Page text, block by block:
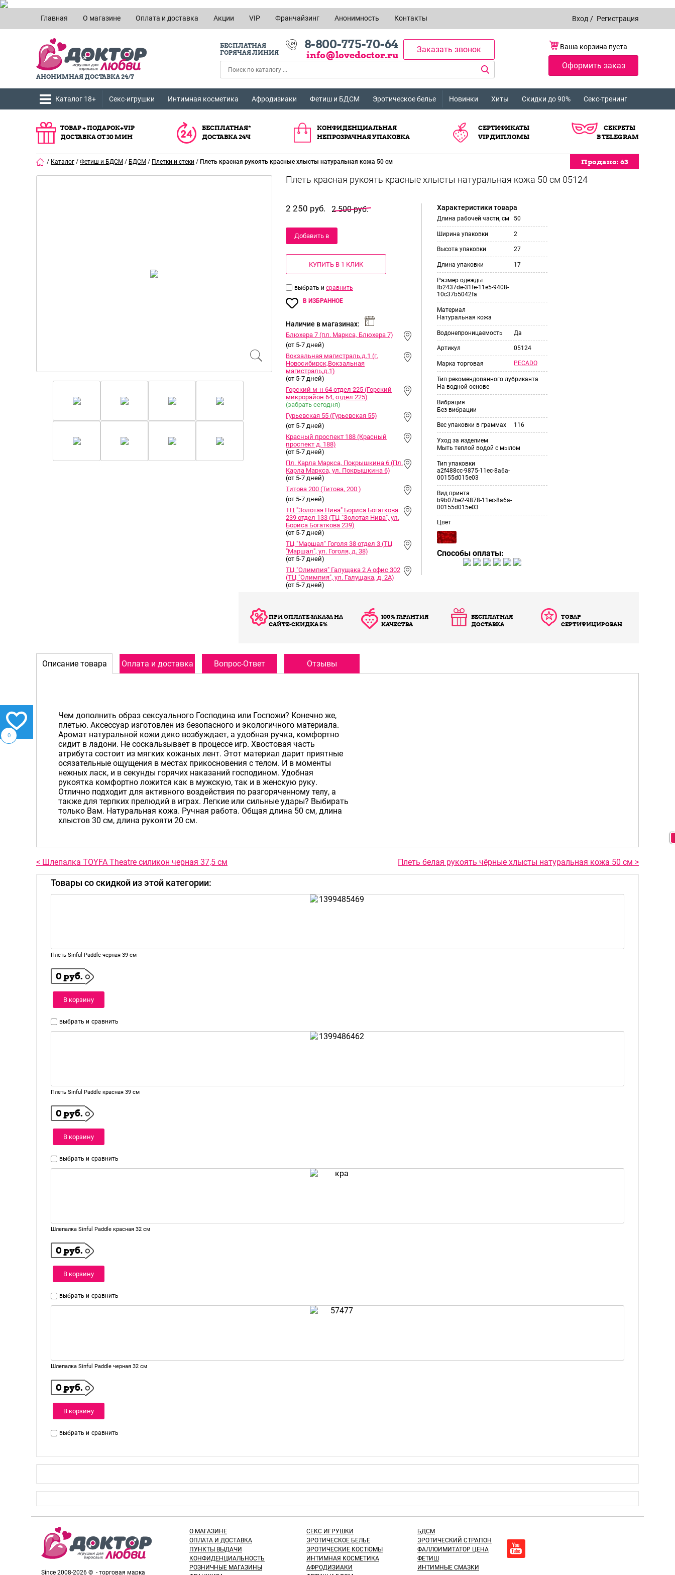
Главная О магазине Оплата и доставка Акции VIP Франчайзинг Анонимность Контакты Вход / Регистрация
АНОНИМНАЯ ДОСТАВКА 24/7
БЕСПЛАТНАЯ
ГОРЯЧАЯ ЛИНИЯ
8-800-775-70-64
info@lovedoctor.ru
Заказать звонок Ваша корзина пуста
Оформить заказ
Каталог 18+ Секс-игрушки Интимная косметика Афродизиаки Фетиш и БДСМ Эротическое белье Новинки Хиты Скидки до 90% Секс-тренинг
ТОВАР + ПОДАРОК+VIP
ДОСТАВКА ОТ 30 МИН
БЕСПЛАТНАЯ*
ДОСТАВКА 24Ч
КОНФИДЕНЦИАЛЬНАЯ
НЕПРОЗРАЧНАЯ УПАКОВКА
СЕРТИФИКАТЫ
VIP ДИПЛОМЫ
СЕКРЕТЫ
В TELEGRAM
/ Каталог / Фетиш и БДСМ / БДСМ / Плетки и стеки / Плеть красная рукоять красные хлысты натуральная кожа 50 см Продано: 63
Продано: 63
Продано: 63
Продано: 63
Продано: 63
Продано: 63
Продано: 63
Продано: 63
2 250 руб. 2 500 руб.
Добавить в
корзину
КУПИТЬ В 1 КЛИК
выбрать и сравнить
В ИЗБРАННОЕ
Наличие в магазинах:
Блюхера 7 (пл. Маркса, Блюхера 7)
(от 5-7 дней)
Вокзальная магистраль,д.1 (г.
Новосибирск,Вокзальная
магистраль,д.1)
(от 5-7 дней)
Горский м-н 64 отдел 225 (Горский
микрорайон 64, отдел 225)
(забрать сегодня)
Гурьевская 55 (Гурьевская 55)
(от 5-7 дней)
Красный проспект 188 (Красный
проспект д. 188)
(от 5-7 дней)
Пл. Карла Маркса, Покрышкина 6 (Пл.
Карла Маркса, ул. Покрышкина 6)
(от 5-7 дней)
Титова 200 (Титова, 200 )
(от 5-7 дней)
ТЦ "Золотая Нива" Бориса Богаткова
239 отдел 133 (ТЦ "Золотая Нива", ул.
Бориса Богаткова 239)
(от 5-7 дней)
ТЦ "Маршал" Гоголя 38 отдел 3 (ТЦ
"Маршал", ул. Гоголя, д. 38)
(от 5-7 дней)
ТЦ "Олимпия" Галущака 2 А офис 302
(ТЦ "Олимпия", ул. Галущака, д. 2А)
(от 5-7 дней)
Характеристики товара
Длина рабочей части, см 50
Ширина упаковки 2
Высота упаковки 27
Длина упаковки 17
Размер одежды
fb2437de-31fe-11e5-9408-
10c37b5042fa
Материал
Натуральная кожа
Водонепроницаемость Да
Артикул 05124
Марка торговая PECADO
Тип рекомендованного лубриканта
На водной основе
Вибрация
Без вибрации
Вес упаковки в граммах 116
Уход за изделием
Мыть теплой водой с мылом
Тип упаковки
a2f488cc-9875-11ec-8a6a-
00155d015e03
Вид принта
b9b07be2-9878-11ec-8a6a-
00155d015e03
Цвет
Способы оплаты:
ПРИ ОПЛАТЕ ЗАКАЗА НА
САЙТЕ-СКИДКА 5%
100% ГАРАНТИЯ
КАЧЕСТВА
БЕСПЛАТНАЯ
ДОСТАВКА
ТОВАР
СЕРТИФИЦИРОВАН
Описание товара Оплата и доставка Вопрос-Ответ Отзывы
Чем дополнить образ сексуального Господина или Госпожи? Конечно же,
плетью. Аксессуар изготовлен из безопасного и экологичного материала.
Аромат натуральной кожи дико возбуждает, а удобная ручка, комфортно
сидит в ладони. Не соскальзывает в процессе игр. Хвостовая часть
атрибута состоит из мягких кожаных лент. Этот материал дарит приятные
осязательные ощущения в местах прикосновения с телом. И в моменты
нежных ласк, и в секунды горячих наказаний господином. Удобная
рукоятка комфортно ложится как в мужскую, так и в женскую руку.
Отлично подходит для активного воздействия по разгоряченному телу, а
также для терпких прелюдий в играх. Легкие или сильные удары? Выбирать
только Вам. Натуральная кожа. Ручная работа. Общая длина 50 см, длина
хлыстов 30 см, длина рукояти 20 см.
Плеть белая рукоять чёрные хлысты натуральная кожа 50 см >
< Шлепалка TOYFA Theatre силикон черная 37,5 см
Товары со скидкой из этой категории:
Плеть Sinful Paddle черная 39 см
0 руб.
В корзину
выбрать и сравнить
Плеть Sinful Paddle красная 39 см
0 руб.
В корзину
выбрать и сравнить
Шлепалка Sinful Paddle красная 32 см
0 руб.
В корзину
выбрать и сравнить
Шлепалка Sinful Paddle черная 32 см
0 руб.
В корзину
выбрать и сравнить
Since 2008-2026 © - торговая марка
О МАГАЗИНЕ
ОПЛАТА И ДОСТАВКА
ПУНКТЫ ВЫДАЧИ
КОНФИДЕНЦИАЛЬНОСТЬ
РОЗНИЧНЫЕ МАГАЗИНЫ
СЕКС ИГРУШКИ
ЭРОТИЧЕСКОЕ БЕЛЬЕ
ЭРОТИЧЕСКИЕ КОСТЮМЫ
ИНТИМНАЯ КОСМЕТИКА
АФРОДИЗИАКИ
БДСМ
ЭРОТИЧЕСКИЙ СТРАПОН
ФАЛЛОИМИТАТОР ЦЕНА
ФЕТИШ
ИНТИМНЫЕ СМАЗКИ
0